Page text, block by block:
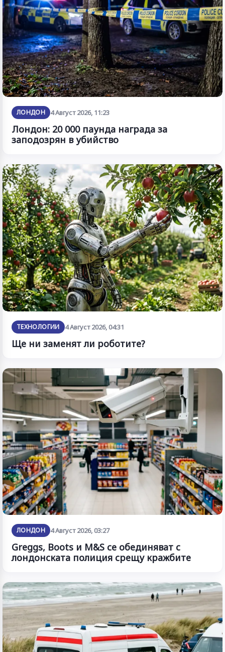
ЛОНДОН 4 Август 2026, 11:23
Лондон: 20 000 паунда награда за
заподозрян в убийство
ТЕХНОЛОГИИ 4 Август 2026, 04:31
Ще ни заменят ли роботите?
ЛОНДОН 4 Август 2026, 03:27
Greggs, Boots и M&S се обединяват с
лондонската полиция срещу кражбите